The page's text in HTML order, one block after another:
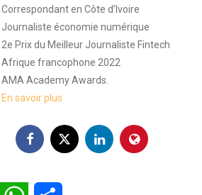
Correspondant en Côte d’Ivoire
Journaliste économie numérique
2e Prix du Meilleur Journaliste Fintech
Afrique francophone 2022
AMA Academy Awards.
En savoir plus